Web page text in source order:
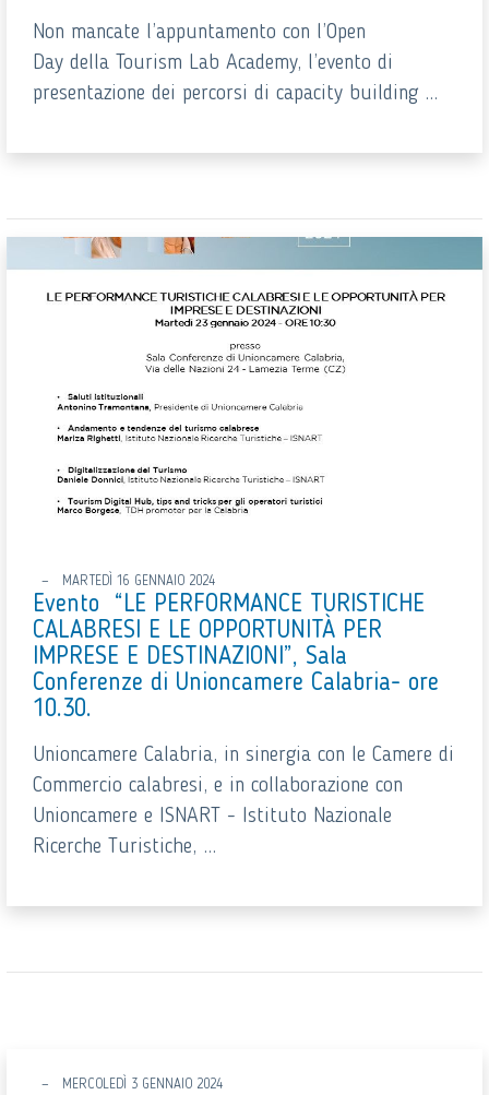
Non mancate l’appuntamento con l’Open
Day della Tourism Lab Academy, l’evento di
presentazione dei percorsi di capacity building ...
MARTEDÌ 16 GENNAIO 2024
Evento “LE PERFORMANCE TURISTICHE
CALABRESI E LE OPPORTUNITÀ PER
IMPRESE E DESTINAZIONI”, Sala
Conferenze di Unioncamere Calabria- ore
10.30.
Unioncamere Calabria, in sinergia con le Camere di
Commercio calabresi, e in collaborazione con
Unioncamere e ISNART - Istituto Nazionale
Ricerche Turistiche, ...
MERCOLEDÌ 3 GENNAIO 2024